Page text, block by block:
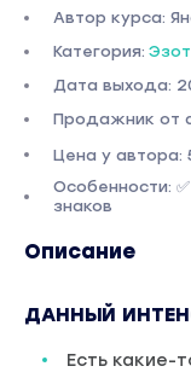
Автор курса:
Категория:
Дата выхода:
Продажник от
Цена у автора:
Особенности:
знаков
Описание
ДАННЫЙ
Есть какие-